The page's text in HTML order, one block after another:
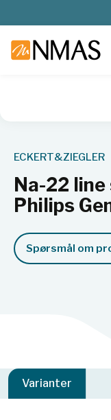
ECKERT&ZIEGLER
Na-22 line
Philips
Spørsmål om
Varianter